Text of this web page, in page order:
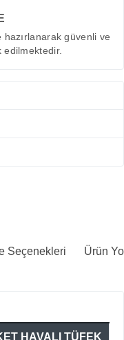
güvenli ve
edilmektedir.
Seçenekleri Ürün
HAVALI TÜFEK